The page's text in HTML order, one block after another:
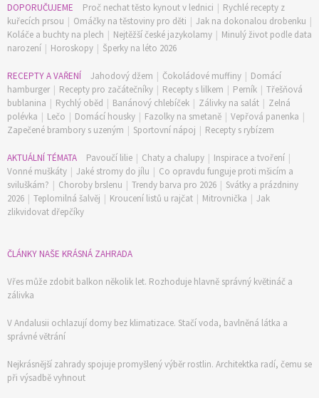
DOPORUČUJEME Proč nechat těsto kynout v lednici | Rychlé recepty z
kuřecích prsou | Omáčky na těstoviny pro děti | Jak na dokonalou drobenku |
Koláče a buchty na plech | Nejtěžší české jazykolamy | Minulý život podle data
narození | Horoskopy | Šperky na léto 2026
RECEPTY A VAŘENÍ Jahodový džem | Čokoládové muffiny | Domácí
hamburger | Recepty pro začátečníky | Recepty s lilkem | Perník | Třešňová
bublanina | Rychlý oběd | Banánový chlebíček | Zálivky na salát | Zelná
polévka | Lečo | Domácí housky | Fazolky na smetaně | Vepřová panenka |
Zapečené brambory s uzeným | Sportovní nápoj | Recepty s rybízem
AKTUÁLNÍ TÉMATA Pavoučí lilie | Chaty a chalupy | Inspirace a tvoření |
Vonné muškáty | Jaké stromy do jílu | Co opravdu funguje proti mšicím a
sviluškám? | Choroby brslenu | Trendy barva pro 2026 | Svátky a prázdniny
2026 | Teplomilná šalvěj | Kroucení listů u rajčat | Mitrovnička | Jak
zlikvidovat dřepčíky
ČLÁNKY NAŠE KRÁSNÁ ZAHRADA
Vřes může zdobit balkon několik let. Rozhoduje hlavně správný květináč a
zálivka
V Andalusii ochlazují domy bez klimatizace. Stačí voda, bavlněná látka a
správné větrání
Nejkrásnější zahrady spojuje promyšlený výběr rostlin. Architektka radí, čemu se
při výsadbě vyhnout